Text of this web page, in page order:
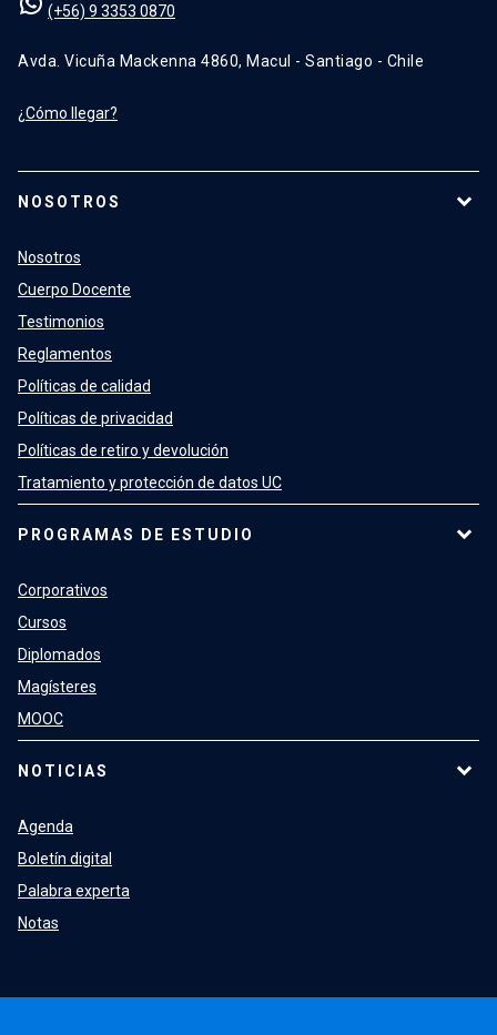
(+56) 9 3353 0870
Avda. Vicuña Mackenna 4860, Macul - Santiago - Chile
¿Cómo llegar?
NOSOTROS
Nosotros
Cuerpo Docente
Testimonios
Reglamentos
Políticas de calidad
Políticas de privacidad
Políticas de retiro y devolución
Tratamiento y protección de datos UC
PROGRAMAS DE ESTUDIO
Corporativos
Cursos
Diplomados
Magísteres
MOOC
NOTICIAS
Agenda
Boletín digital
Palabra experta
Notas